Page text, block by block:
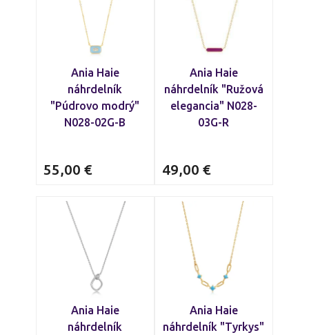
Ania Haie
náhrdelník
"Púdrovo modrý"
N028-02G-B
55,00 €
Ania Haie
náhrdelník "Ružová
elegancia" N028-
03G-R
49,00 €
Ania Haie
náhrdelník
Ania Haie
náhrdelník "Tyrkys"